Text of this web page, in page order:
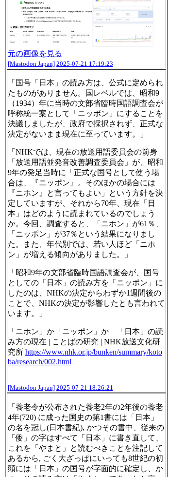
元の画像を見る
[Mastodon Japan] 2025-07-21 17:19:23
「国号「日本」の読み方は、公式に定められ
たものがありません。国レベルでは、昭和9
（1934）年に当時の文部省臨時国語調査会が
呼称統一案として「ニッポン」にすることを
決議しましたが、政府で採択されず、正式な
決定がないまま現在に至っています。」
「NHKでは、現在の放送用語委員会の前身
「放送用語並発音改善調査委員会」が、昭和
9年の発足当時に「正式な国号として使う場
合は、『ニッポン』。そのほかの場合には
『ニホン』と言ってもよい」という方針を決
定していますが、それから70年、現在「日
本」はどのように読まれているのでしょう
か。今回、調査すると、「ニホン」が61％、
「ニッポン」が37％という結果になりまし
た。また、年代別では、若い人ほど「ニホ
ン」が増える傾向がありました。」
「昭和9年の文部省臨時国語調査会が、国号
としての「日本」の読み方を「ニッポン」に
したのは、NHKの決定からわずか1週間後の
ことで、NHKの決定が影響したとも言われて
います。」
「ニホン」か「ニッポン」か 「日本」の読
み方の現在 | ことばの研究 | NHK放送文化研
究所 https://www.nhk.or.jp/bunken/summary/koto
ba/research/002.html
[Mastodon Japan] 2025-07-21 18:26:21
「養老令が公布された養老2年の2年後の養老
4年(720) に成った国史の第1書には「日本」
の名を冠し(日本書紀), かつその書中、従来の
「倭」の字はすべて「日本」に書き直して、
これを「やまと」と読むべきことを注記して
あるから, ごく大ざっぱにいっても8世紀の初
頭には「日本」の国号が字面的に確定し、か